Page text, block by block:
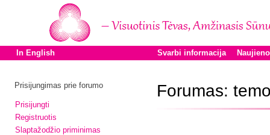
In English Svarbi informacija
Prisijungimas prie forumo
Prisijungti
Registruotis
Slaptažodžio priminimas
Forumas: